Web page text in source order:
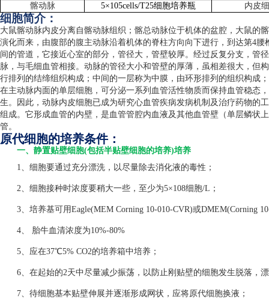
髂动脉
5×105cells/T25细胞培养瓶 内皮
细胞简介：
大鼠髂动脉内皮分离自髂动脉组织；髂总动脉位于机体的盆腔，大鼠的
演化而来，由腹部的腹主动脉沿着机体的脊柱方向向下进行，到达第4腰
间的管道，它接近心室的部分，管径大，管壁较厚。经过反复分支，管
脉，与毛细血管相接。动脉的管径大小和管壁的厚薄，虽相差很大，但
行排列的结缔组织构成；中间的一层称为中膜，由环形排列的组织构成
在主动脉内面的单层细胞，可分泌一系列血管活性物质而保持血管稳态
生。因此，动脉内皮细胞已成为研究心血管疾病发病机制及治疗药物的
组成。它形成血管的内壁，是血管管腔内血液及其他血管壁（单层鳞状
管。
原代细胞的培养条件：
一、静置贴壁细胞(包括半贴壁细胞的培养)培养
1、细胞要通过充分漂洗，以尽量除去消化液的毒性；
2、细胞接种时浓度要稍大一些，至少为5×108细胞/L；
3、培养基可用Eagle(MEM Corning 10-010-CVR)或DMEM(Corning
4、 胎牛血清浓度为10%-80%
5、应在37℃5% CO2的培养箱中培养；
6、在起始的2天中尽量减少振荡，以防止刚贴壁的细胞发生脱落，
7、待细胞基本贴壁伸展并逐渐形成网状，应将原代细胞换液；